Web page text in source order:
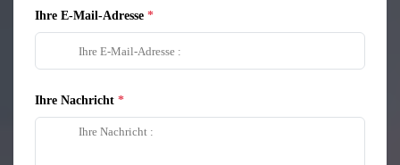
Ihre E-Mail-Adresse
Ihre Nachricht